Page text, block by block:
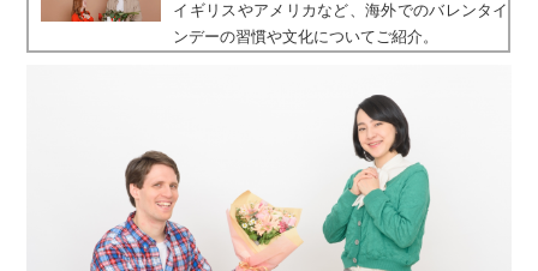
イギリスやアメリカなど、海外でのバレンタイ
ンデーの習慣や文化についてご紹介。